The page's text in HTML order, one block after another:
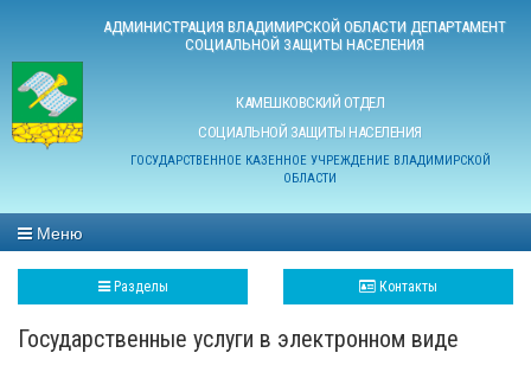
АДМИНИСТРАЦИЯ ВЛАДИМИРСКОЙ ОБЛАСТИ ДЕПАРТАМЕНТ
СОЦИАЛЬНОЙ ЗАЩИТЫ НАСЕЛЕНИЯ
КАМЕШКОВСКИЙ ОТДЕЛ
СОЦИАЛЬНОЙ ЗАЩИТЫ НАСЕЛЕНИЯ
ГОСУДАРСТВЕННОЕ КАЗЕННОЕ УЧРЕЖДЕНИЕ ВЛАДИМИРСКОЙ
ОБЛАСТИ
Меню
Разделы Контакты
Государственные услуги в электронном виде